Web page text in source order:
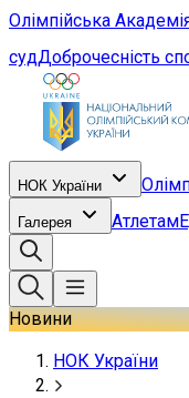
Олімпійська
судДоброчесність
НОК України
Галерея Атлетам
Новини
НОК України